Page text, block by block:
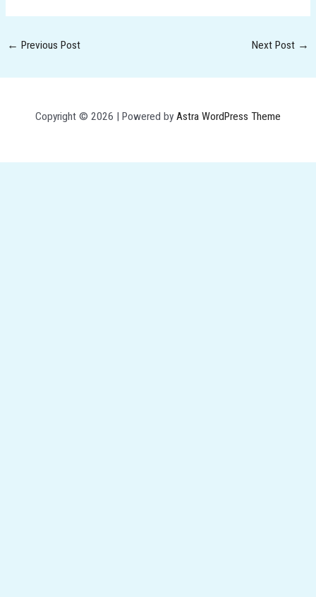
← Previous Post Next Post →
Copyright © 2026 | Powered by Astra WordPress Theme